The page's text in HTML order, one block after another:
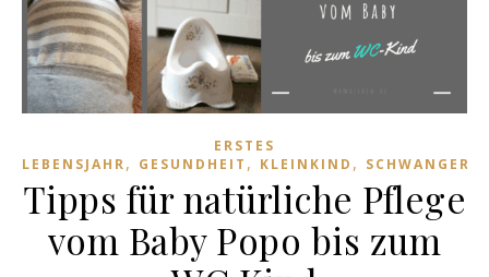
ERSTES
LEBENSJAHR, GESUNDHEIT , KLEINKIND ,
Tipps für natürliche Pflege
vom Baby Popo bis zum